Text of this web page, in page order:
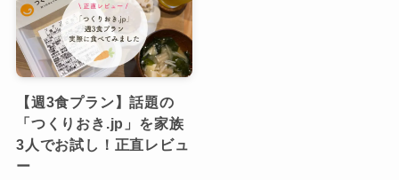
【週3食プラン】話題の
「つくりおき.jp」を家族
3人でお試し！正直レビュ
ー